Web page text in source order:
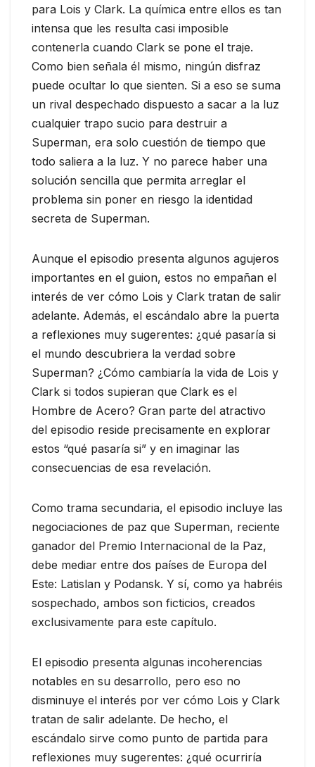
para Lois y Clark. La química entre ellos es tan
intensa que les resulta casi imposible
contenerla cuando Clark se pone el traje.
Como bien señala él mismo, ningún disfraz
puede ocultar lo que sienten. Si a eso se suma
un rival despechado dispuesto a sacar a la luz
cualquier trapo sucio para destruir a
Superman, era solo cuestión de tiempo que
todo saliera a la luz. Y no parece haber una
solución sencilla que permita arreglar el
problema sin poner en riesgo la identidad
secreta de Superman.
Aunque el episodio presenta algunos agujeros
importantes en el guion, estos no empañan el
interés de ver cómo Lois y Clark tratan de salir
adelante. Además, el escándalo abre la puerta
a reflexiones muy sugerentes: ¿qué pasaría si
el mundo descubriera la verdad sobre
Superman? ¿Cómo cambiaría la vida de Lois y
Clark si todos supieran que Clark es el
Hombre de Acero? Gran parte del atractivo
del episodio reside precisamente en explorar
estos “qué pasaría si” y en imaginar las
consecuencias de esa revelación.
Como trama secundaria, el episodio incluye las
negociaciones de paz que Superman, reciente
ganador del Premio Internacional de la Paz,
debe mediar entre dos países de Europa del
Este: Latislan y Podansk. Y sí, como ya habréis
sospechado, ambos son ficticios, creados
exclusivamente para este capítulo.
El episodio presenta algunas incoherencias
notables en su desarrollo, pero eso no
disminuye el interés por ver cómo Lois y Clark
tratan de salir adelante. De hecho, el
escándalo sirve como punto de partida para
reflexiones muy sugerentes: ¿qué ocurriría